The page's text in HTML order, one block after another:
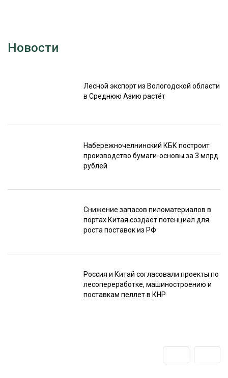
Новости
Лесной экспорт из Вологодской области
в Среднюю Азию растёт
Набережночелнинский КБК построит
производство бумаги-основы за 3 млрд
рублей
Снижение запасов пиломатериалов в
портах Китая создаёт потенциал для
роста поставок из РФ
Россия и Китай согласовали проекты по
лесопереработке, машиностроению и
поставкам пеллет в КНР